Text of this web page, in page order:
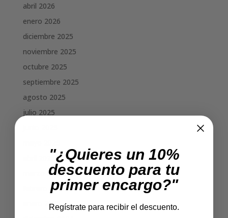
abril 2026
enero 2026
diciembre 2025
noviembre 2025
octubre 2025
septiembre 2025
agosto 2025
julio 2025
marzo 2025
febrero 2025
enero 2025
"¿Quieres un 10%
descuento para tu
primer encargo?"
Regístrate para recibir el descuento.